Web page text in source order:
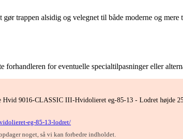
trappen alsidig og velegnet til både moderne og mere
for eventuelle specialtilpasninger eller
9016-CLASSIC III-Hvidolieret eg-85-13 - Lodret højde
eg-85-13-lodret/
noget, så vi kan forbedre indholdet.